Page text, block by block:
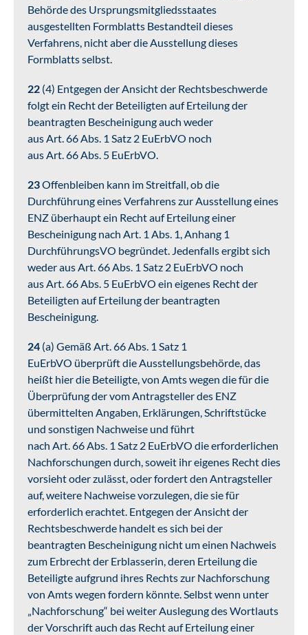
Behörde des Ursprungsmitgliedsstaates
ausgestellten Formblatts Bestandteil dieses
Verfahrens, nicht aber die Ausstellung dieses
Formblatts selbst.
22 (4) Entgegen der Ansicht der Rechtsbeschwerde
folgt ein Recht der Beteiligten auf Erteilung der
beantragten Bescheinigung auch weder
aus Art. 66 Abs. 1 Satz 2 EuErbVO noch
aus Art. 66 Abs. 5 EuErbVO.
23Offenbleiben kann im Streitfall, ob die
Durchführung eines Verfahrens zur Ausstellung eines
ENZ überhaupt ein Recht auf Erteilung einer
Bescheinigung nach Art. 1 Abs. 1, Anhang 1
DurchführungsVO begründet. Jedenfalls ergibt sich
weder aus Art. 66 Abs. 1 Satz 2 EuErbVO noch
aus Art. 66 Abs. 5 EuErbVO ein eigenes Recht der
Beteiligten auf Erteilung der beantragten
Bescheinigung.
24 (a) Gemäß Art. 66 Abs. 1 Satz 1
EuErbVO überprüft die Ausstellungsbehörde, das
heißt hier die Beteiligte, von Amts wegen die für die
Überprüfung der vom Antragsteller des ENZ
übermittelten Angaben, Erklärungen, Schriftstücke
und sonstigen Nachweise und führt
nach Art. 66 Abs. 1 Satz 2 EuErbVO die erforderlichen
Nachforschungen durch, soweit ihr eigenes Recht dies
vorsieht oder zulässt, oder fordert den Antragsteller
auf, weitere Nachweise vorzulegen, die sie für
erforderlich erachtet. Entgegen der Ansicht der
Rechtsbeschwerde handelt es sich bei der
beantragten Bescheinigung nicht um einen Nachweis
zum Erbrecht der Erblasserin, deren Erteilung die
Beteiligte aufgrund ihres Rechts zur Nachforschung
von Amts wegen fordern könnte. Selbst wenn unter
„Nachforschung“ bei weiter Auslegung des Wortlauts
der Vorschrift auch das Recht auf Erteilung einer